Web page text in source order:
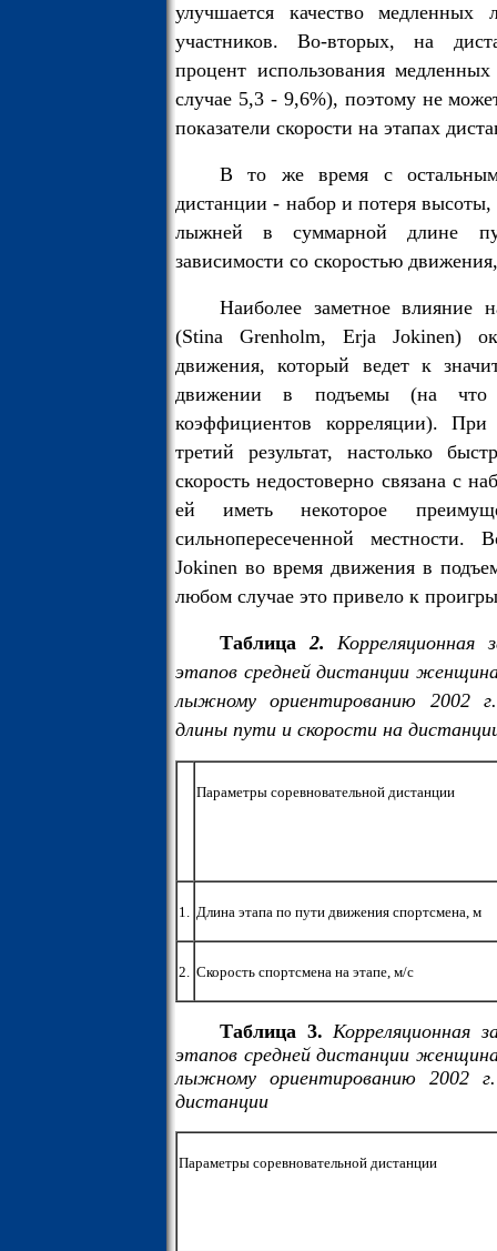
улучшается качество
участников. Во-вторых, на
процент использования
случае 5,3 - 9,6%), поэтому не
показатели скорости на этапах
В то же время с
дистанции - набор и потеря
лыжней в суммарной длине
зависимости со скоростью
Наиболее заметное влияние
(Stina Grenholm, Erja Jokinen)
движения, который ведет к
движении в подъемы (на что
коэффициентов корреляции).
третий результат, настолько
скорость недостоверно связана с
ей иметь некоторое
сильнопересеченной
Jokinen во время движения в
любом случае это привело к
Таблица2.Корреляционная
этапов средней дистанции
лыжному ориентированию 2002
длины пути и скорости на
Параметры соревновательной дистанции
1. Длина этапа по пути движения спортсмена, м
2. Скорость спортсмена на этапе, м/с
Таблица 3.Корреляционная
этапов средней дистанции
лыжному ориентированию 2002
дистанции
Параметры соревновательной дистанции